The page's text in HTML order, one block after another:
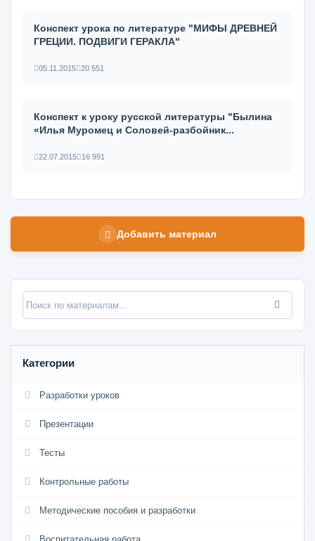
Конспект урока по литературе "МИФЫ ДРЕВНЕЙ
ГРЕЦИИ. ПОДВИГИ ГЕРАКЛА"
05.11.2015 20 551
Конспект к уроку русской литературы "Былина
«Илья Муромец и Соловей-разбойник...
22.07.2015 16 991
Добавить материал
Категории
Разработки уроков
Презентации
Тесты
Контрольные работы
Методические пособия и разработки